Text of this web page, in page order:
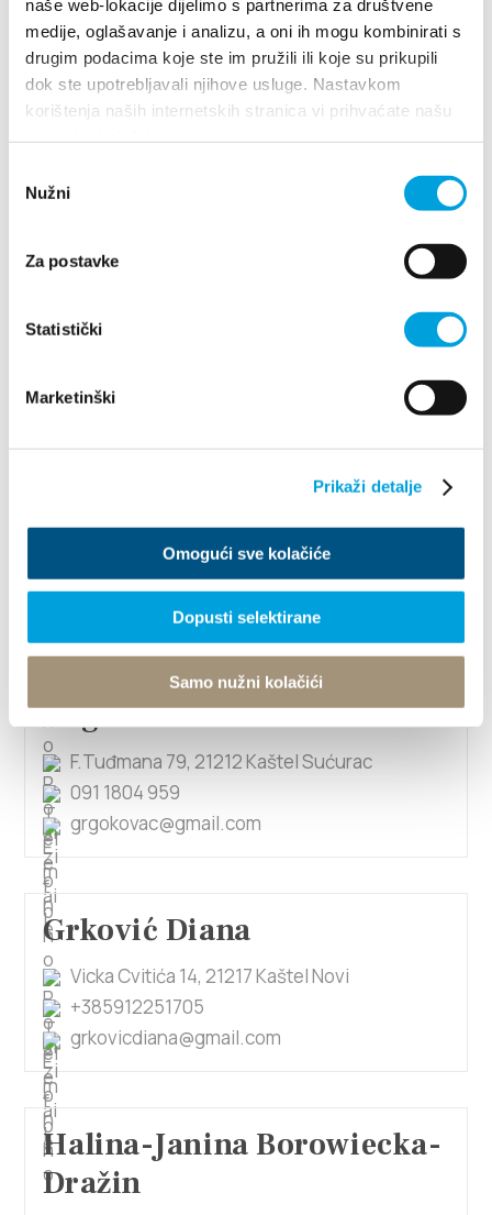
naše web-lokacije dijelimo s partnerima za društvene
medije, oglašavanje i analizu, a oni ih mogu kombinirati s
drugim podacima koje ste im pružili ili koje su prikupili
dok ste upotrebljavali njihove usluge. Nastavkom
korištenja naših internetskih stranica vi prihvaćate našu
pristanka
Nužni
Za postavke
Statistički
Marketinški
Prikaži detalje
Omogući sve kolačiće
Dopusti selektirane
Samo nužni kolačići
Goran Tešija
KRALJICE MUČENIKA 21, 21217 Kaštel Stari
+385917532607
Deankovićeva 28, 21217 Kaštel Novi
jogrgin@gmail.com
Franje Tuđmana 404, 21214 Kaštel Gomilica
223 370
gordana.visic@gmail.com
Grgo Kovač
F.Tuđmana 79, 21212 Kaštel Sućurac
091 1804 959
grgokovac@gmail.com
Grković Diana
Vicka Cvitića 14, 21217 Kaštel Novi
+385912251705
grkovicdiana@gmail.com
Halina-Janina Borowiecka-
Dražin